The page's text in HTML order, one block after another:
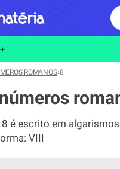
ROMANOS›8
8 é escrito em
VIII